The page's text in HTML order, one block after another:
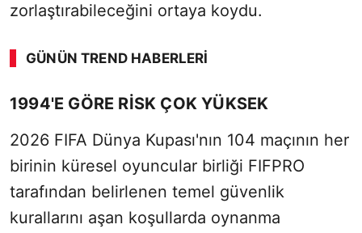
zorlaştırabileceğini ortaya koydu.
GÜNÜN TREND HABERLERI
SÖZCÜ SON DAKİKA
1994'E GÖRE RİSK ÇOK YÜKSEK
2026 FIFA Dünya Kupası'nın 104 maçının her
birinin küresel oyuncular birliği FIFPRO
tarafından belirlenen temel güvenlik
kurallarını aşan koşullarda oynanma